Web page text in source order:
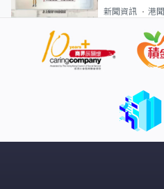
類案最惡劣
新聞資訊 港聞